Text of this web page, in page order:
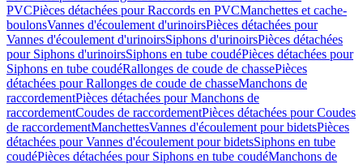
PVCPièces détachées pour Raccords en PVCManchettes et cache-
boulonsVannes d'écoulement d'urinoirsPièces détachées pour
Vannes d'écoulement d'urinoirsSiphons d'urinoirsPièces détachées
pour Siphons d'urinoirsSiphons en tube coudéPièces détachées pour
Siphons en tube coudéRallonges de coude de chassePièces
détachées pour Rallonges de coude de chasseManchons de
raccordementPièces détachées pour Manchons de
raccordementCoudes de raccordementPièces détachées pour Coudes
de raccordementManchettesVannes d'écoulement pour bidetsPièces
détachées pour Vannes d'écoulement pour bidetsSiphons en tube
coudéPièces détachées pour Siphons en tube coudéManchons de